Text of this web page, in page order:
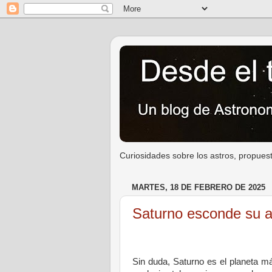
Curiosidades sobre los astros,
MARTES, 18 DE FEBRERO DE 2025
Saturno esconde su
Sin duda, Saturno es el planeta